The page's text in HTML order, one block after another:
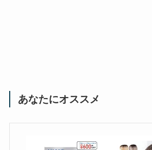
あなたにオススメ